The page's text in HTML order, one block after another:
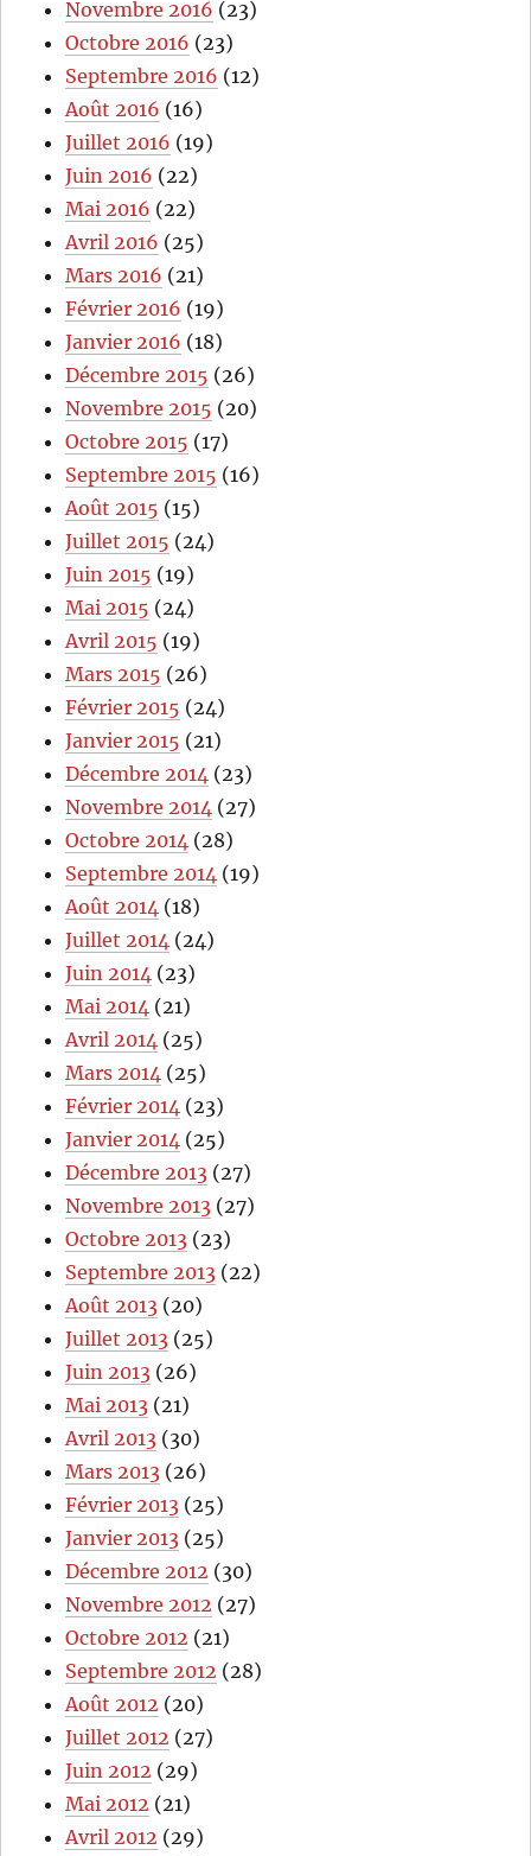
Novembre 2016 (23)
Octobre 2016 (23)
Septembre 2016 (12)
Août 2016 (16)
Juillet 2016 (19)
Juin 2016 (22)
Mai 2016 (22)
Avril 2016 (25)
Mars 2016 (21)
Février 2016 (19)
Janvier 2016 (18)
Décembre 2015 (26)
Novembre 2015 (20)
Octobre 2015 (17)
Septembre 2015 (16)
Août 2015 (15)
Juillet 2015 (24)
Juin 2015 (19)
Mai 2015 (24)
Avril 2015 (19)
Mars 2015 (26)
Février 2015 (24)
Janvier 2015 (21)
Décembre 2014 (23)
Novembre 2014 (27)
Octobre 2014 (28)
Septembre 2014 (19)
Août 2014 (18)
Juillet 2014 (24)
Juin 2014 (23)
Mai 2014 (21)
Avril 2014 (25)
Mars 2014 (25)
Février 2014 (23)
Janvier 2014 (25)
Décembre 2013 (27)
Novembre 2013 (27)
Octobre 2013 (23)
Septembre 2013 (22)
Août 2013 (20)
Juillet 2013 (25)
Juin 2013 (26)
Mai 2013 (21)
Avril 2013 (30)
Mars 2013 (26)
Février 2013 (25)
Janvier 2013 (25)
Décembre 2012 (30)
Novembre 2012 (27)
Octobre 2012 (21)
Septembre 2012 (28)
Août 2012 (20)
Juillet 2012 (27)
Juin 2012 (29)
Mai 2012 (21)
Avril 2012 (29)